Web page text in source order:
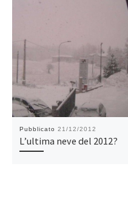
Pubblicato 21/12/2012
L’ultima neve del 2012?